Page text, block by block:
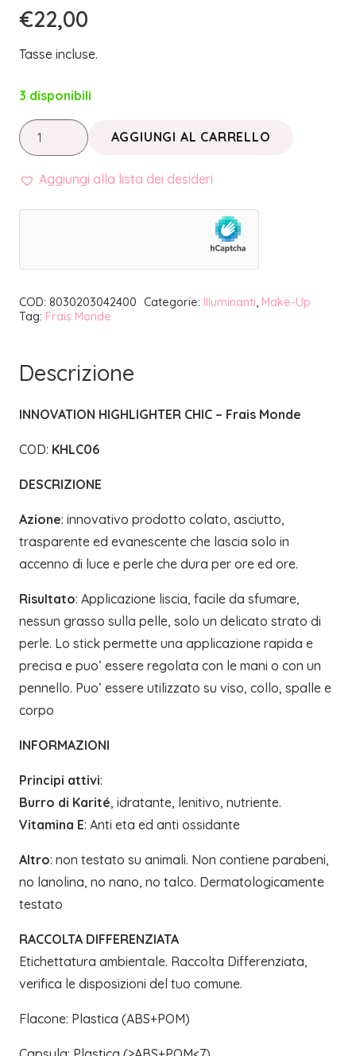
€22,00
Tasse incluse.
3 disponibili
MAKE
UP
INNOVATION
|
quantità
AGGIUNGI AL CARRELLO
Aggiungi alla lista dei desideri
COD: 8030203042400 Categorie: Illuminanti, Make-Up
Tag: Frais Monde
Descrizione
INNOVATION HIGHLIGHTER CHIC – Frais Monde
COD: KHLC06
DESCRIZIONE
Azione: innovativo prodotto colato, asciutto,
trasparente ed evanescente che lascia solo in
accenno di luce e perle che dura per ore ed ore.
Risultato: Applicazione liscia, facile da sfumare,
nessun grasso sulla pelle, solo un delicato strato di
perle. Lo stick permette una applicazione rapida e
precisa e puo’ essere regolata con le mani o con un
pennello. Puo’ essere utilizzato su viso, collo, spalle e
corpo
INFORMAZIONI
Principi attivi:
Burro di Karité, idratante, lenitivo, nutriente.
Vitamina E: Anti eta ed anti ossidante
Altro: non testato su animali. Non contiene parabeni,
no lanolina, no nano, no talco. Dermatologicamente
testato
RACCOLTA DIFFERENZIATA
Etichettatura ambientale. Raccolta Differenziata,
verifica le disposizioni del tuo comune.
Flacone: Plastica (ABS+POM)